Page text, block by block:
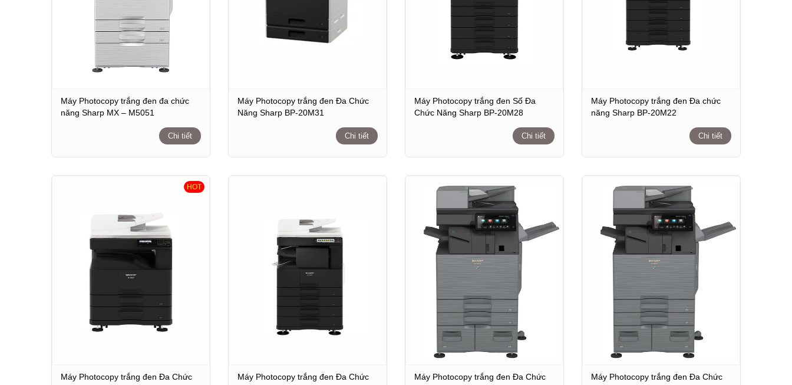
Máy Photocopy trắng đen đa chức
năng Sharp MX – M5051
Chi tiết
Máy Photocopy trắng đen Đa Chức
Năng Sharp BP-20M31
Chi tiết
Máy Photocopy trắng đen Số Đa
Chức Năng Sharp BP-20M28
Chi tiết
Máy Photocopy trắng đen Đa chức
năng Sharp BP-20M22
Chi tiết
HOT
Máy Photocopy trắng đen Đa Chức
Máy Photocopy trắng đen Đa Chức
Máy Photocopy trắng đen Đa Chức
Máy Photocopy trắng đen Đa Chức